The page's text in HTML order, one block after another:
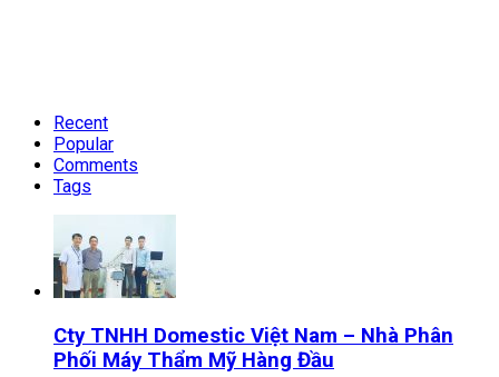
Recent
Popular
Comments
Tags
Cty TNHH Domestic Việt Nam – Nhà Phân
Phối Máy Thẩm Mỹ Hàng Đầu